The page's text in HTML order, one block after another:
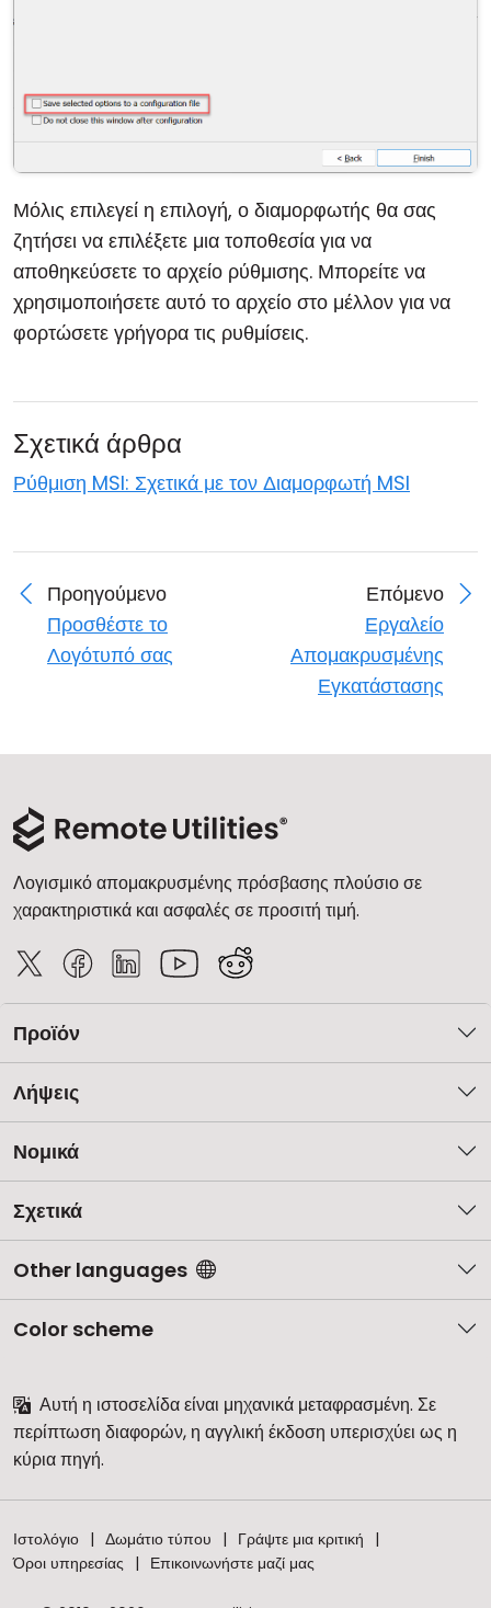
Μόλις επιλεγεί η επιλογή, ο διαμορφωτής θα σας
ζητήσει να επιλέξετε μια τοποθεσία για να
αποθηκεύσετε το αρχείο ρύθμισης. Μπορείτε να
χρησιμοποιήσετε αυτό το αρχείο στο μέλλον για να
φορτώσετε γρήγορα τις ρυθμίσεις.
Σχετικά άρθρα
Ρύθμιση MSI: Σχετικά με τον Διαμορφωτή MSI
Προηγούμενο
Προσθέστε το
Λογότυπό σας
Επόμενο
Εργαλείο
Απομακρυσμένης
Εγκατάστασης
Λογισμικό απομακρυσμένης πρόσβασης πλούσιο σε
χαρακτηριστικά και ασφαλές σε προσιτή τιμή.
Προϊόν
Λήψεις
Νομικά
Σχετικά
Other languages
Color scheme
Αυτή η ιστοσελίδα είναι μηχανικά μεταφρασμένη. Σε
περίπτωση διαφορών, η αγγλική έκδοση υπερισχύει ως η
κύρια πηγή.
Ιστολόγιο Δωμάτιο τύπου
Γράψτε μια κριτική
Όροι υπηρεσίας
Επικοινωνήστε μαζί μας